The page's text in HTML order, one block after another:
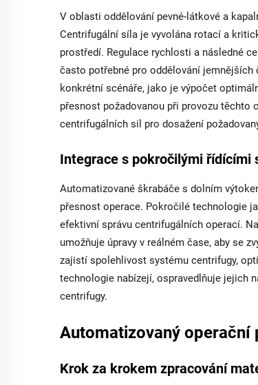
V oblasti oddělování pevné-látkové a
Centrifugální síla je vyvolána rotací a
prostředí. Regulace rychlosti a následné
často potřebné pro oddělování
konkrétní scénáře, jako je výpočet
přesnost požadovanou při provozu těchto
centrifugálních sil pro dosažení
Integrace s pokročilými řídícími
Automatizované škrabáče s dolním
přesnost operace. Pokročilé technologie
efektivní správu centrifugálních operací.
umožňuje úpravy v reálném čase, aby se
zajistí spolehlivost systému centrifugy,
technologie nabízejí, ospravedlňuje jejich
centrifugy.
Automatizovaný
Krok za krokem zpracování